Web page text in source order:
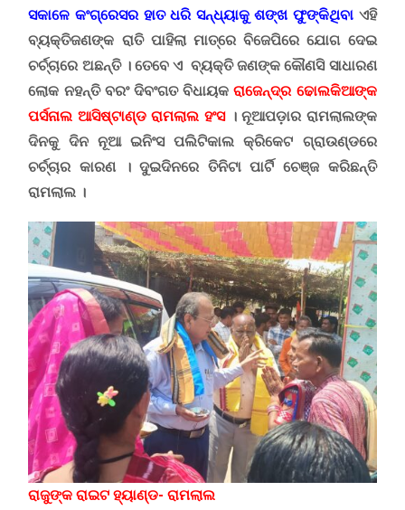
ସକାଳେ କଂଗ୍ରେସର ହାତ ଧରି ସନ୍ଧ୍ୟାକୁ ଶଙ୍ଖ ଫୁଙ୍କିଥିବା ଏହି
ବ୍ୟକ୍ତିଜଣଙ୍କ ରାତି ପାହିଲା ମାତ୍ରେ ବିଜେପିରେ ଯୋଗ ଦେଇ
ଚର୍ଚ୍ଚାରେ ଅଛନ୍ତି । ତେବେ ଏ ବ୍ୟକ୍ତି ଜଣଙ୍କ କୌଣସି ସାଧାରଣ
ଲୋକ ନହନ୍ତି ବରଂ ଦିବଂଗତ ବିଧାୟକରାଜେନ୍ଦ୍ର ଢୋଲକିଆଙ୍କ
ପର୍ସନାଲ ଆସିଷ୍ଟାଣ୍ଡ ରାମଲାଲ ହଂସ । ନୂଆପଡ଼ାର ରାମଲାଲଙ୍କ
ଦିନକୁ ଦିନ ନୂଆ ଇନିଂସ ପଲିଟିକାଲ କ୍ରିକେଟ ଗ୍ରାଉଣ୍ଡରେ
ଚର୍ଚ୍ଚାର କାରଣ । ଦୁଇଦିନରେ ତିନିଟା ପାର୍ଟି ଚେଞ୍ଜ କରିଛନ୍ତି
ରାମଲାଲ ।
ରାଜୁଙ୍କ ରାଇଟ ହ୍ୟାଣ୍ଡ- ରାମଲାଲ